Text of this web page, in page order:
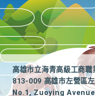
高雄市立海青高級工商職
813-009 高雄市左營區
No.1, Zuoying